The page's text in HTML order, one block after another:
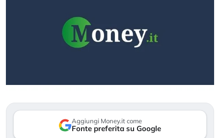
Aggiungi Money.it come
Fonte preferita su Google